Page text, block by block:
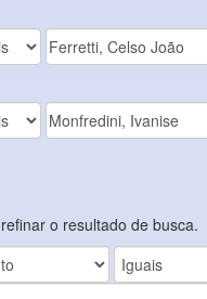
o resultado de busca.